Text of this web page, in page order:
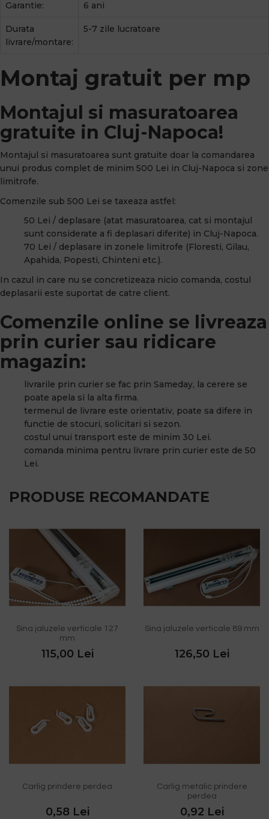
Garantie: 6 ani
Durata
livrare/montare:
5-7 zile lucratoare
Montaj gratuit per mp
Montajul si masuratoarea
gratuite in Cluj-Napoca!
Montajul si masuratoarea sunt gratuite doar la comandarea
unui produs complet de minim 500 Lei in Cluj-Napoca si zone
limitrofe.
Comenzile sub 500 Lei se taxeaza astfel:
50 Lei / deplasare (atat masuratoarea, cat si montajul
sunt considerate a fi deplasari diferite) in Cluj-Napoca.
70 Lei / deplasare in zonele limitrofe (Floresti, Gilau,
Apahida, Popesti, Chinteni etc.).
In cazul in care nu se concretizeaza nicio comanda, costul
deplasarii este suportat de catre client.
Comenzile online se livreaza
prin curier sau ridicare
magazin:
livrarile prin curier se fac prin Sameday, la cerere se
poate apela si la alta firma.
termenul de livrare este orientativ, poate sa difere in
functie de stocuri, solicitari si sezon.
costul unui transport este de minim 30 Lei.
comanda minima pentru livrare prin curier este de 50
Lei.
PRODUSE RECOMANDATE
Sina jaluzele verticale 127
mm
115,00 Lei
Sina jaluzele verticale 89 mm
126,50 Lei
Carlig prindere perdea
0,58 Lei
Carlig metalic prindere
perdea
0,92 Lei